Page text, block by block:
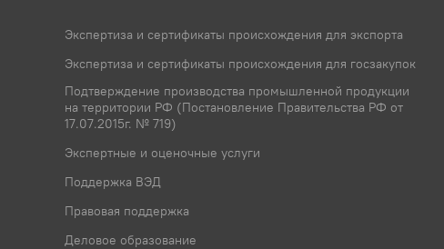
Экспертиза и сертификаты происхождения для экспорта
Экспертиза и сертификаты происхождения для госзакупок
Подтверждение производства промышленной продукции
на территории РФ (Постановление Правительства РФ от
17.07.2015г. № 719)
Экспертные и оценочные услуги
Поддержка ВЭД
Правовая поддержка
Деловое образование